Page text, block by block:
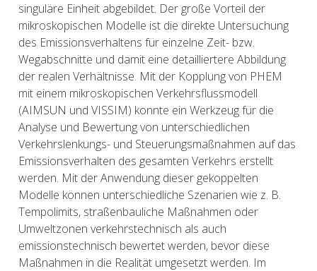
singuläre Einheit abgebildet. Der große Vorteil der
mikroskopischen Modelle ist die direkte Untersuchung
des Emissionsverhaltens für einzelne Zeit- bzw.
Wegabschnitte und damit eine detailliertere Abbildung
der realen Verhältnisse. Mit der Kopplung von PHEM
mit einem mikroskopischen Verkehrsflussmodell
(AIMSUN und VISSIM) konnte ein Werkzeug für die
Analyse und Bewertung von unterschiedlichen
Verkehrslenkungs- und Steuerungsmaßnahmen auf das
Emissionsverhalten des gesamten Verkehrs erstellt
werden. Mit der Anwendung dieser gekoppelten
Modelle können unterschiedliche Szenarien wie z. B.
Tempolimits, straßenbauliche Maßnahmen oder
Umweltzonen verkehrstechnisch als auch
emissionstechnisch bewertet werden, bevor diese
Maßnahmen in die Realität umgesetzt werden. Im